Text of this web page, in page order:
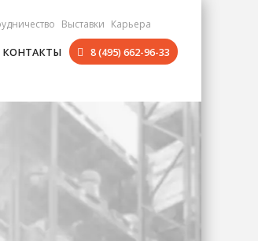
Выставки Карьера
КОНТАКТЫ 8 (495) 662-96-33